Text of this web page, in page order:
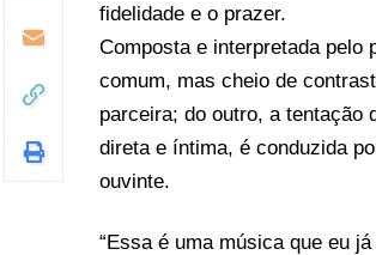
fidelidade e o prazer.
Composta e interpretada pelo
comum, mas cheio de
parceira; do outro, a tentação
direta e íntima, é conduzida
ouvinte.
“Essa é uma música que eu